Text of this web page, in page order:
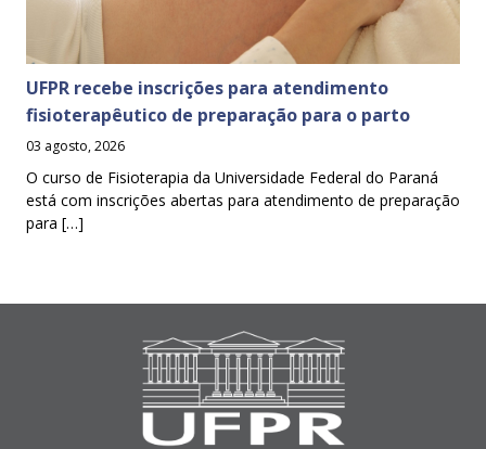
UFPR recebe inscrições para atendimento
fisioterapêutico de preparação para o parto
03 agosto, 2026
O curso de Fisioterapia da Universidade Federal do Paraná
está com inscrições abertas para atendimento de preparação
para […]